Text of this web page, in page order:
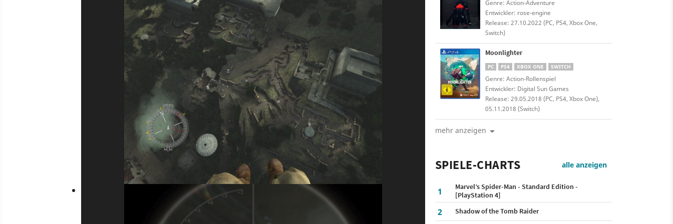
Genre: Action-Adventure
Entwickler: rose-engine
Release: 27.10.2022 (PC, PS4, Xbox One,
Switch)
Moonlighter
PC PS4 XBOX ONE SWITCH
Genre: Action-Rollenspiel
Entwickler: Digital Sun Games
Release: 29.05.2018 (PC, PS4, Xbox One),
05.11.2018 (Switch)
mehr anzeigen
SPIELE-CHARTS alle anzeigen
1
Marvel’s Spider-Man - Standard Edition -
[PlayStation 4]
2
Shadow of the Tomb Raider